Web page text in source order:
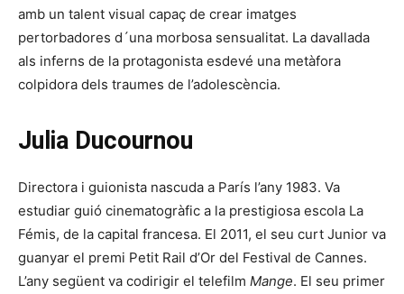
amb un talent visual capaç de crear imatges
pertorbadores d´una morbosa sensualitat. La davallada
als inferns de la protagonista esdevé una metàfora
colpidora dels traumes de l’adolescència.
Julia Ducournou
Directora i guionista nascuda a París l’any 1983. Va
estudiar guió cinematogràfic a la prestigiosa escola La
Fémis, de la capital francesa. El 2011, el seu curt Junior va
guanyar el premi Petit Rail d’Or del Festival de Cannes.
L’any següent va codirigir el telefilm Mange. El seu primer